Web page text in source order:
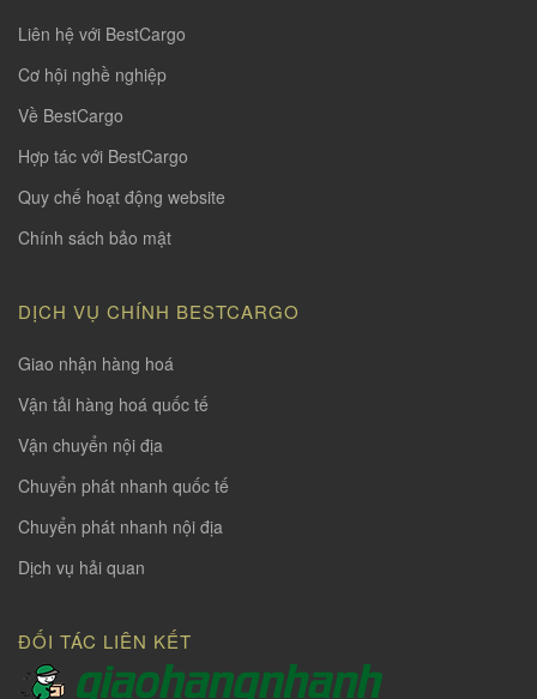
Liên hệ với BestCargo
Cơ hội nghề nghiệp
Về BestCargo
Hợp tác với BestCargo
Quy chế hoạt động website
Chính sách bảo mật
DỊCH VỤ CHÍNH BESTCARGO
Giao nhận hàng hoá
Vận tải hàng hoá quốc tế
Vận chuyển nội địa
Chuyển phát nhanh quốc tế
Chuyển phát nhanh nội địa
Dịch vụ hải quan
ĐỐI TÁC LIÊN KẾT